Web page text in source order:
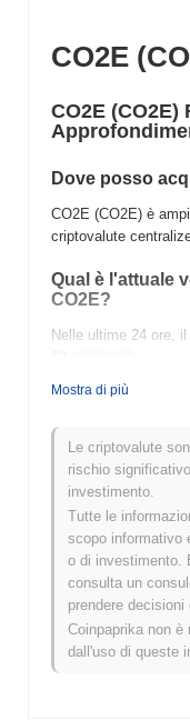
CO2E
CO2E (CO2E)
Dove posso
CO2E (CO2E) è
criptovalute
Qual è l'attuale
CO2E?
Nelle ultime 24 ore,
Qual è lo storico
Massimo Storico
Minimo Storico (ATL):
Come si sta
mercato crypto
Negli ultimi 7 giorni,
sottoperformando il
un guadagno del
nell'azione del
Mostra di più
Le criptovalute
rischio
investimento.
Tutte le
scopo informativo
o di investimento.
consulta un
prendere decisioni
Coinpaprika non è
dall'uso di queste